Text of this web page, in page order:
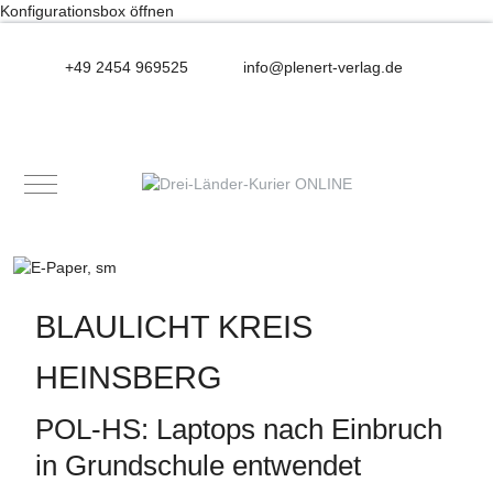
Konfigurationsbox öffnen
+49 2454 969525 info@plenert-verlag.de
Mobile Menu Toggle
BLAULICHT KREIS
HEINSBERG
POL-HS: Laptops nach Einbruch
in Grundschule entwendet